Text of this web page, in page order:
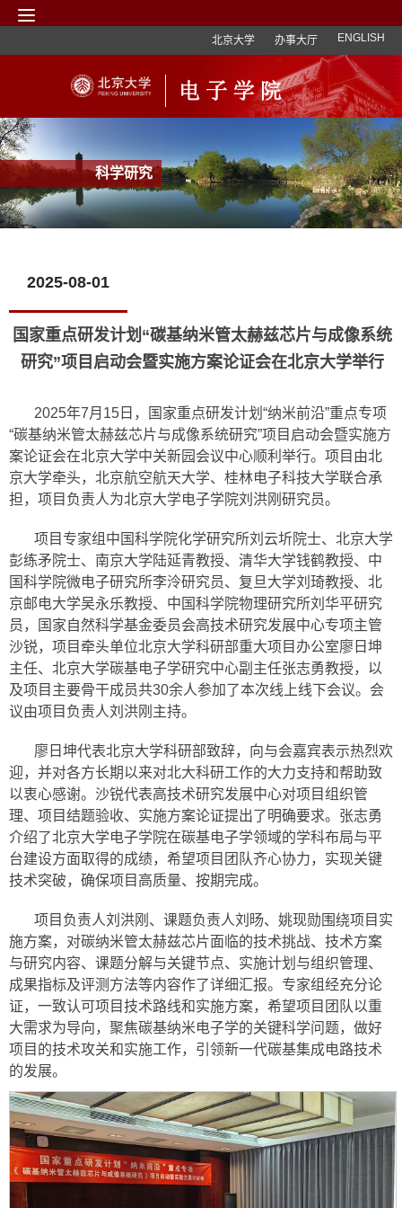
北京大学 办事大厅 ENGLISH
科学研究
2025-08-01
国家重点研发计划“碳基纳米管太赫兹芯片与成像系统
研究”项目启动会暨实施方案论证会在北京大学举行
2025年7月15日，国家重点研发计划“纳米前沿”重点专项
“碳基纳米管太赫兹芯片与成像系统研究”项目启动会暨实施方
案论证会在北京大学中关新园会议中心顺利举行。项目由北
京大学牵头，北京航空航天大学、桂林电子科技大学联合承
担，项目负责人为北京大学电子学院刘洪刚研究员。
项目专家组中国科学院化学研究所刘云圻院士、北京大学
彭练矛院士、南京大学陆延青教授、清华大学钱鹤教授、中
国科学院微电子研究所李泠研究员、复旦大学刘琦教授、北
京邮电大学吴永乐教授、中国科学院物理研究所刘华平研究
员，国家自然科学基金委员会高技术研究发展中心专项主管
沙锐，项目牵头单位北京大学科研部重大项目办公室廖日坤
主任、北京大学碳基电子学研究中心副主任张志勇教授，以
及项目主要骨干成员共30余人参加了本次线上线下会议。会
议由项目负责人刘洪刚主持。
廖日坤代表北京大学科研部致辞，向与会嘉宾表示热烈欢
迎，并对各方长期以来对北大科研工作的大力支持和帮助致
以衷心感谢。沙锐代表高技术研究发展中心对项目组织管
理、项目结题验收、实施方案论证提出了明确要求。张志勇
介绍了北京大学电子学院在碳基电子学领域的学科布局与平
台建设方面取得的成绩，希望项目团队齐心协力，实现关键
技术突破，确保项目高质量、按期完成。
项目负责人刘洪刚、课题负责人刘旸、姚现勋围绕项目实
施方案，对碳纳米管太赫兹芯片面临的技术挑战、技术方案
与研究内容、课题分解与关键节点、实施计划与组织管理、
成果指标及评测方法等内容作了详细汇报。专家组经充分论
证，一致认可项目技术路线和实施方案，希望项目团队以重
大需求为导向，聚焦碳基纳米电子学的关键科学问题，做好
项目的技术攻关和实施工作，引领新一代碳基集成电路技术
的发展。